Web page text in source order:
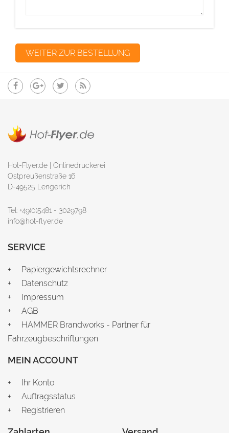
Hot-Flyer.de | Onlinedruckerei
Ostpreußenstraße 16
D-49525 Lengerich
Tel: +49(0)5481 - 3029798
info@hot-flyer.de
SERVICE
Papiergewichtsrechner
Datenschutz
Impressum
AGB
HAMMER Brandworks - Partner für
Fahrzeugbeschriftungen
MEIN ACCOUNT
Ihr Konto
Auftragsstatus
Registrieren